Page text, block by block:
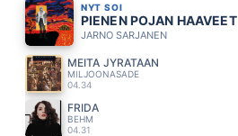
NYT SOI
PIENEN POJAN HAAVEET
JARNO SARJANEN
MEITÄ JYRÄTÄÄN
MILJOONASADE
04.34
FRIDA
BEHM
04.31